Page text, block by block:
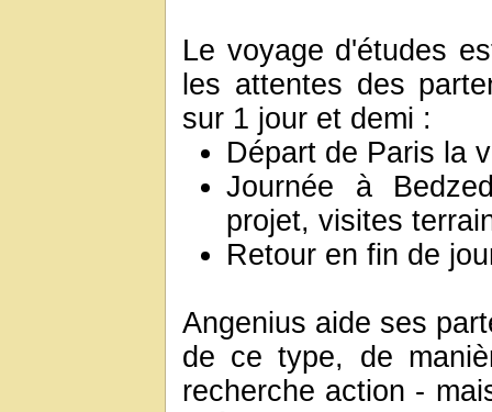
Le voyage d'études
les attentes des
sur 1 jour et demi :
Départ de Paris la
Journée à
projet, visites
Retour en fin de
Angenius aide ses
de ce type, de
recherche action -